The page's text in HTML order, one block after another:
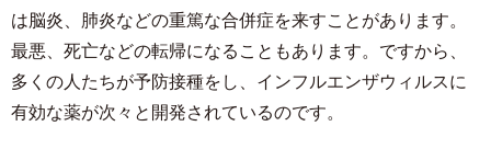
は脳炎、肺炎などの重篤な合併症を来すことがあります。
最悪、死亡などの転帰になることもあります。ですから、
多くの人たちが予防接種をし、インフルエンザウィルスに
有効な薬が次々と開発されているのです。